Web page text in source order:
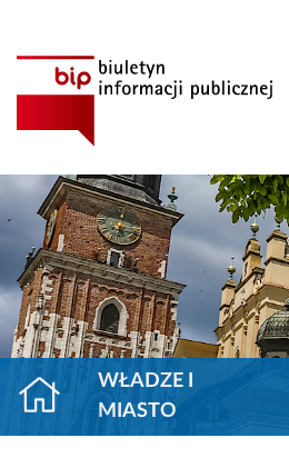
WŁADZE I
MIASTO